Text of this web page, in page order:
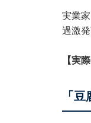
実業
過激
【実
「